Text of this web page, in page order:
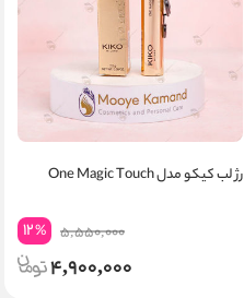
رژ لب کیکو مدل One Magic Touch
5,550,000
12%
4,900,000